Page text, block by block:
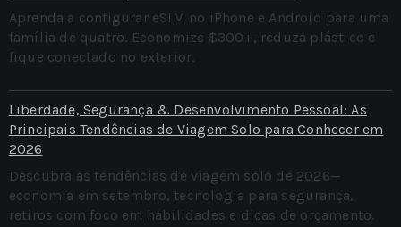
Aprenda a configurar eSIM no iPhone e Android para uma
família de quatro. Economize $300+, reduza plástico e
fique conectado no exterior.
Liberdade, Segurança & Desenvolvimento Pessoal: As
Principais Tendências de Viagem Solo para Conhecer em
2026
Descubra as tendências de viagem solo de 2026—
economia em setembro, tecnologia para segurança,
retiros com foco em habilidades e dicas de orçamento.